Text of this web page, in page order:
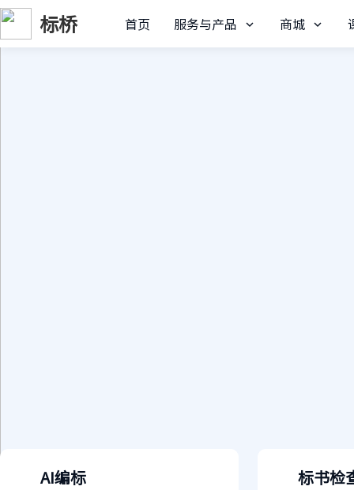
标桥 首页 服务与产品 商城
AI编标 标书检